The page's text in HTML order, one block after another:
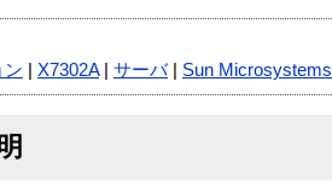
ン X7302A| サーバ| Sun Microsystems